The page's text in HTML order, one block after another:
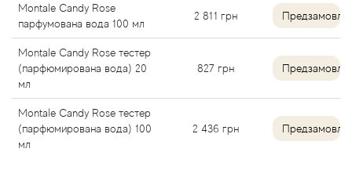
Montale Candy Rose
парфумована вода 100 мл
2 811 грн
Montale Candy Rose тестер
(парфюмирована вода) 20
мл
827 грн
Montale Candy Rose тестер
(парфюмирована вода) 100
мл
2 436 грн
Alaia Paris
Alexander McQueen
Alexandre Barthet
Alexandre J